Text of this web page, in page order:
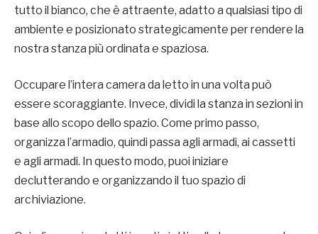
tutto il bianco, che è attraente, adatto a qualsiasi tipo di
ambiente e posizionato strategicamente per rendere la
nostra stanza più ordinata e spaziosa.
Occupare l’intera camera da letto in una volta può
essere scoraggiante. Invece, dividi la stanza in sezioni in
base allo scopo dello spazio. Come primo passo,
organizza l’armadio, quindi passa agli armadi, ai cassetti
e agli armadi. In questo modo, puoi iniziare
declutterando e organizzando il tuo spazio di
archiviazione.